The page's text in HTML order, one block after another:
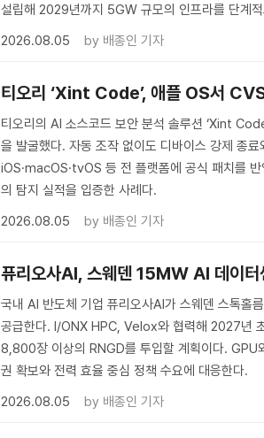
설립해 2029년까지 5GW 규모의 인프라를 단계
2026.08.05
by 배종인 기자
티오리 ‘Xint Code’, 애플 OS서
티오리의 AI 소스코드 보안 분석 솔루션 ‘Xint
을 발굴했다. 자동 조작 없이도 디바이스 강제 종
iOS·macOS·tvOS 등 전 플랫폼에 공식 패치를
의 탐지 실적을 입증한 사례다.
2026.08.05
by 배종인 기자
퓨리오사AI, 스웨덴 15MW AI 데이
국내 AI 반도체 기업 퓨리오사AI가 스웨덴 스톡홀
공급한다. I/ONX HPC, Velox와 협력해 2027년
8,800장 이상의 RNGD를 투입할 계획이다. GPU
권 확보와 전력 효율 중심 정책 수요에 대응한다.
2026.08.05
by 배종인 기자